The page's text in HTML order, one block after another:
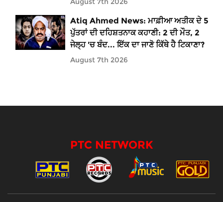
Atiq Ahmed News: ਮਾਫ਼ੀਆ ਅਤੀਕ ਦੇ 5
ਪੁੱਤਰਾਂ ਦੀ ਦਹਿਸ਼ਤਨਾਕ ਕਹਾਣੀ: 2 ਦੀ ਮੌਤ, 2
ਜੇਲ੍ਹ 'ਚ ਬੰਦ... ਇੱਕ ਦਾ ਜਾਣੋ ਕਿੱਥੇ ਹੈ ਟਿਕਾਣਾ?
August 7th 2026
PTC NETWORK